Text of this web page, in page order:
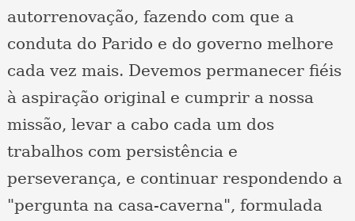
autorrenovação, fazendo com que a
conduta do Parido e do governo melhore
cada vez mais. Devemos permanecer fiéis
à aspiração original e cumprir a nossa
missão, levar a cabo cada um dos
trabalhos com persistência e
perseverança, e continuar respondendo a
"pergunta na casa-caverna", formulada